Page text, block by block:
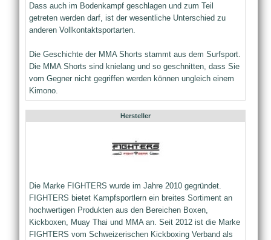
Dass auch im Bodenkampf geschlagen und zum Teil
getreten werden darf, ist der wesentliche Unterschied zu
anderen Vollkontaktsportarten.
Die Geschichte der MMA Shorts stammt aus dem Surfsport.
Die MMA Shorts sind knielang und so geschnitten, dass Sie
vom Gegner nicht gegriffen werden können ungleich einem
Kimono.
Hersteller
Die Marke FIGHTERS wurde im Jahre 2010 gegründet.
FIGHTERS bietet Kampfsportlern ein breites Sortiment an
hochwertigen Produkten aus den Bereichen Boxen,
Kickboxen, Muay Thai und MMA an. Seit 2012 ist die Marke
FIGHTERS vom Schweizerischen Kickboxing Verband als